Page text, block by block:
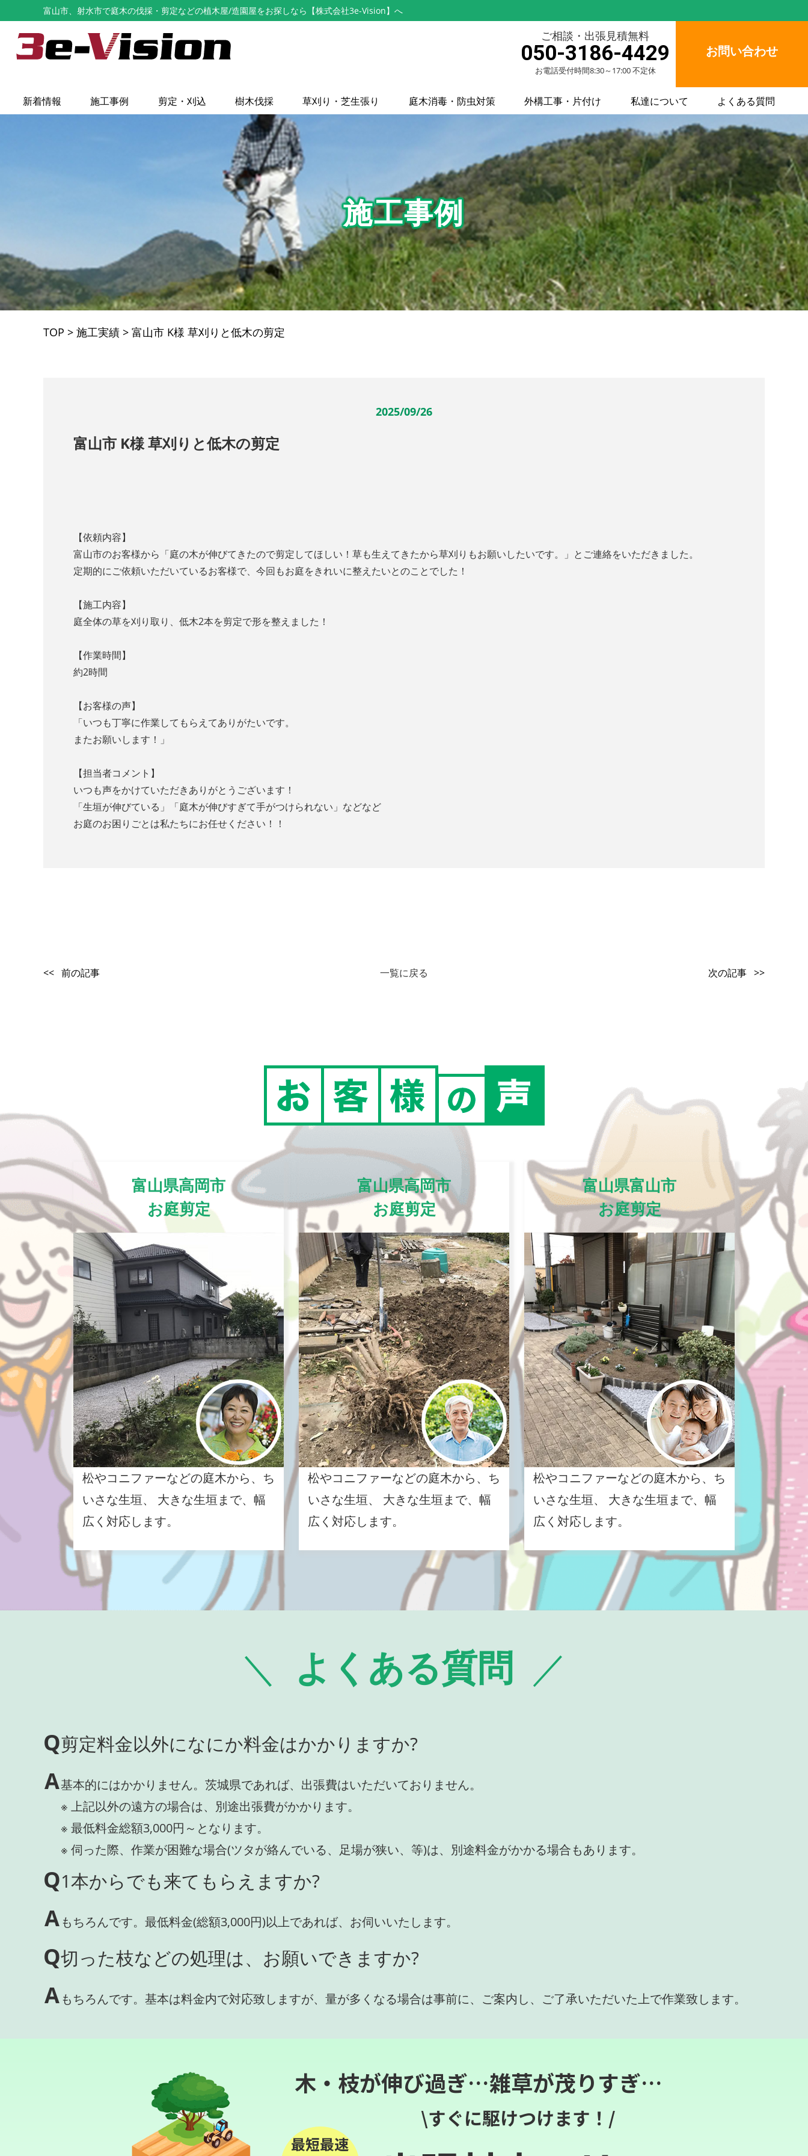
富山市、射水市で庭木の伐採・剪定などの植木屋/造園屋をお探しなら【株式会社3e-Vision】へ
ご相談・出張見積無料
050-3186-4429
お電話受付時間8:30～17:00 不定休
お問い合わせ
新着情報 施工事例 剪定・刈込 樹木伐採 草刈り・芝生張り 庭木消毒・防虫対策 外構工事・片付け 私達について よくある質問
施工事例
TOP > 施工実績 > 富山市 K様 草刈りと低木の剪定
2025/09/26
富山市 K様 草刈りと低木の剪定
【依頼内容】
富山市のお客様から「庭の木が伸びてきたので剪定してほしい！草も生えてきたから草刈りもお願いしたいです。」とご連絡をいただきました。
定期的にご依頼いただいているお客様で、今回もお庭をきれいに整えたいとのことでした！
【施工内容】
庭全体の草を刈り取り、低木2本を剪定で形を整えました！
【作業時間】
約2時間
【お客様の声】
「いつも丁寧に作業してもらえてありがたいです。
またお願いします！」
【担当者コメント】
いつも声をかけていただきありがとうございます！
「生垣が伸びている」「庭木が伸びすぎて手がつけられない」などなど
お庭のお困りごとは私たちにお任せください！！
<< 前の記事 一覧に戻る 次の記事 >>
富山県高岡市
お庭剪定
松やコニファーなどの庭木から、ち
いさな生垣、 大きな生垣まで、幅
広く対応します。
富山県高岡市
お庭剪定
松やコニファーなどの庭木から、ち
いさな生垣、 大きな生垣まで、幅
広く対応します。
富山県富山市
お庭剪定
松やコニファーなどの庭木から、ち
いさな生垣、 大きな生垣まで、幅
広く対応します。
よくある質問
Q剪定料金以外になにか料金はかかりますか?
A基本的にはかかりません。茨城県であれば、出張費はいただいておりません。
※ 上記以外の遠方の場合は、別途出張費がかかります。
※ 最低料金総額3,000円～となります。
※ 伺った際、作業が困難な場合(ツタが絡んでいる、足場が狭い、等)は、別途料金がかかる場合もあります。
Q1本からでも来てもらえますか?
Aもちろんです。最低料金(総額3,000円)以上であれば、お伺いいたします。
Q切った枝などの処理は、お願いできますか?
Aもちろんです。基本は料金内で対応致しますが、量が多くなる場合は事前に、ご案内し、ご了承いただいた上で作業致します。
木・枝が伸び過ぎ…雑草が茂りすぎ…
最短最速
\すぐに駆けつけます！/